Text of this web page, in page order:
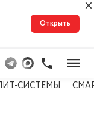
Открыть
СИСТЕМЫ